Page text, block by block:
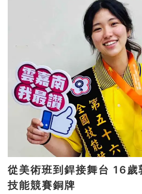
從美術班到銲接舞台 16歲郭于瑄勇奪全國
技能競賽銅牌